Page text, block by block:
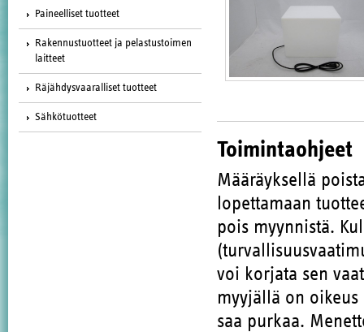
Paineelliset tuotteet
Rakennustuotteet ja pelastustoimen
laitteet
Räjähdysvaaralliset tuotteet
Sähkötuotteet
Toimintaohjeet
Määräyksellä
lopettamaan
pois myynnistä.
voi korjata sen
myyjällä on
saa purkaa.